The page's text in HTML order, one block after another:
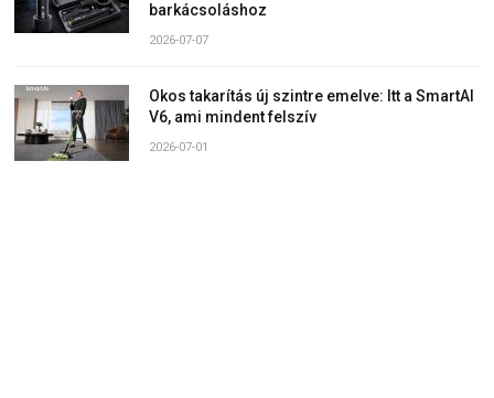
barkácsoláshoz
2026-07-07
Okos takarítás új szintre emelve: Itt a SmartAI
V6, ami mindent felszív
2026-07-01